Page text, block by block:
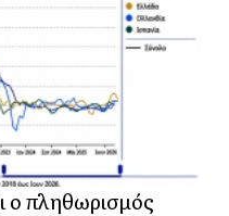
ο πληθωρισμός